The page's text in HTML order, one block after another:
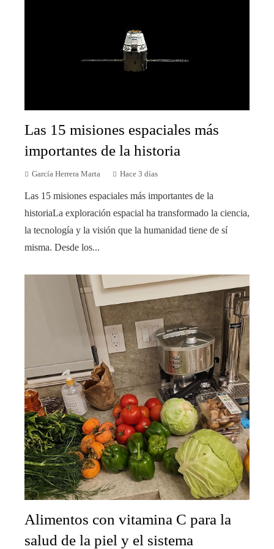
Las 15 misiones espaciales más
importantes de la historia
García Herrera Marta Hace 3 días
Las 15 misiones espaciales más importantes de la
historiaLa exploración espacial ha transformado la ciencia,
la tecnología y la visión que la humanidad tiene de sí
misma. Desde los...
Alimentos con vitamina C para la
salud de la piel y el sistema